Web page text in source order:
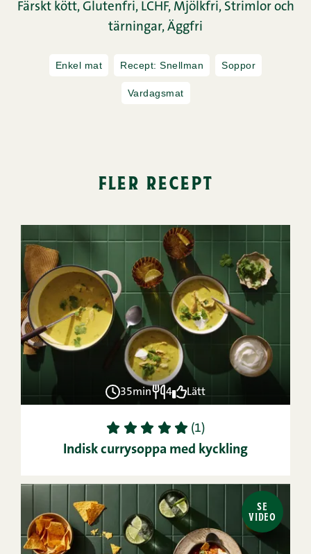
Färskt kött, Glutenfri, LCHF, Mjölkfri, Strimlor och
tärningar, Äggfri
Enkel mat Recept: Snellman Soppor
Vardagsmat
fler recept
35min 4 Lätt
1 2 3 4 5 (1)
Indisk currysoppa med kyckling
SE
VIDEO